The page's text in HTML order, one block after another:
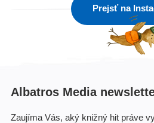
Prejsť na
Albatros Media
Zaujíma Vás, aký knižný hit práve